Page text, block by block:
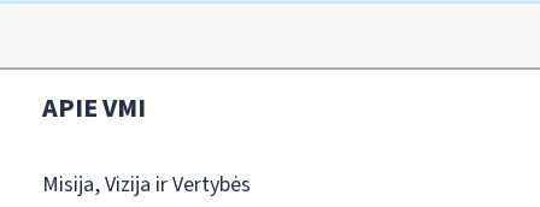
APIE VMI
Misija, Vizija ir Vertybės